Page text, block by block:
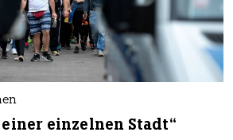
einzelnen Stadt“